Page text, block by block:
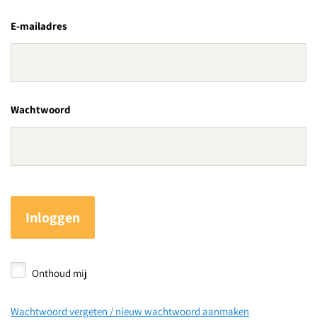
E-mailadres
Wachtwoord
Inloggen
Onthoud mij
Wachtwoord vergeten / nieuw wachtwoord aanmaken